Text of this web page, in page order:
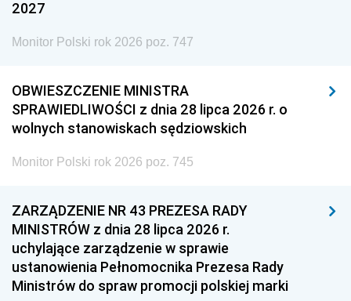
2027
Monitor Polski rok 2026 poz. 747
OBWIESZCZENIE MINISTRA
SPRAWIEDLIWOŚCI z dnia 28 lipca 2026 r. o
wolnych stanowiskach sędziowskich
Monitor Polski rok 2026 poz. 745
ZARZĄDZENIE NR 43 PREZESA RADY
MINISTRÓW z dnia 28 lipca 2026 r.
uchylające zarządzenie w sprawie
ustanowienia Pełnomocnika Prezesa Rady
Ministrów do spraw promocji polskiej marki